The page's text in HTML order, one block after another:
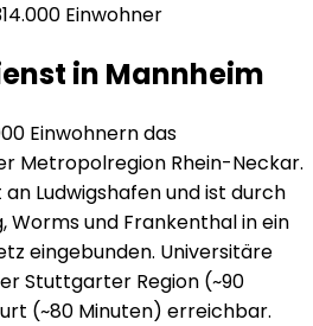
.000 Einwohner
in Mannheim
Einwohnern das
Metropolregion Rhein-Neckar.
Ludwigshafen und ist durch
Worms und Frankenthal in ein
eingebunden. Universitäre
Stuttgarter Region (~90
(~80 Minuten) erreichbar.